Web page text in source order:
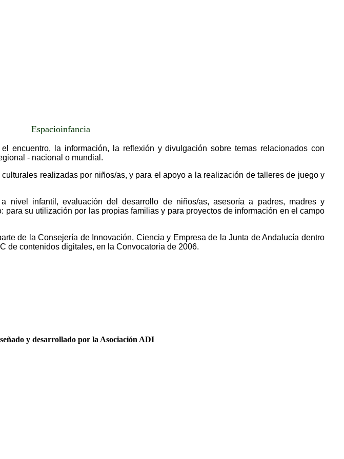
Espacioinfancia
encuentro, la información, la reflexión y divulgación sobre temas relacionados con
- nacional o mundial.
realizadas por niños/as, y para el apoyo a la realización de talleres de juego y
nivel infantil, evaluación del desarrollo de niños/as, asesoría a padres, madres y
su utilización por las propias familias y para proyectos de información en el campo
de la Consejería de Innovación, Ciencia y Empresa de la Junta de Andalucía dentro
de contenidos digitales, en la Convocatoria de 2006.